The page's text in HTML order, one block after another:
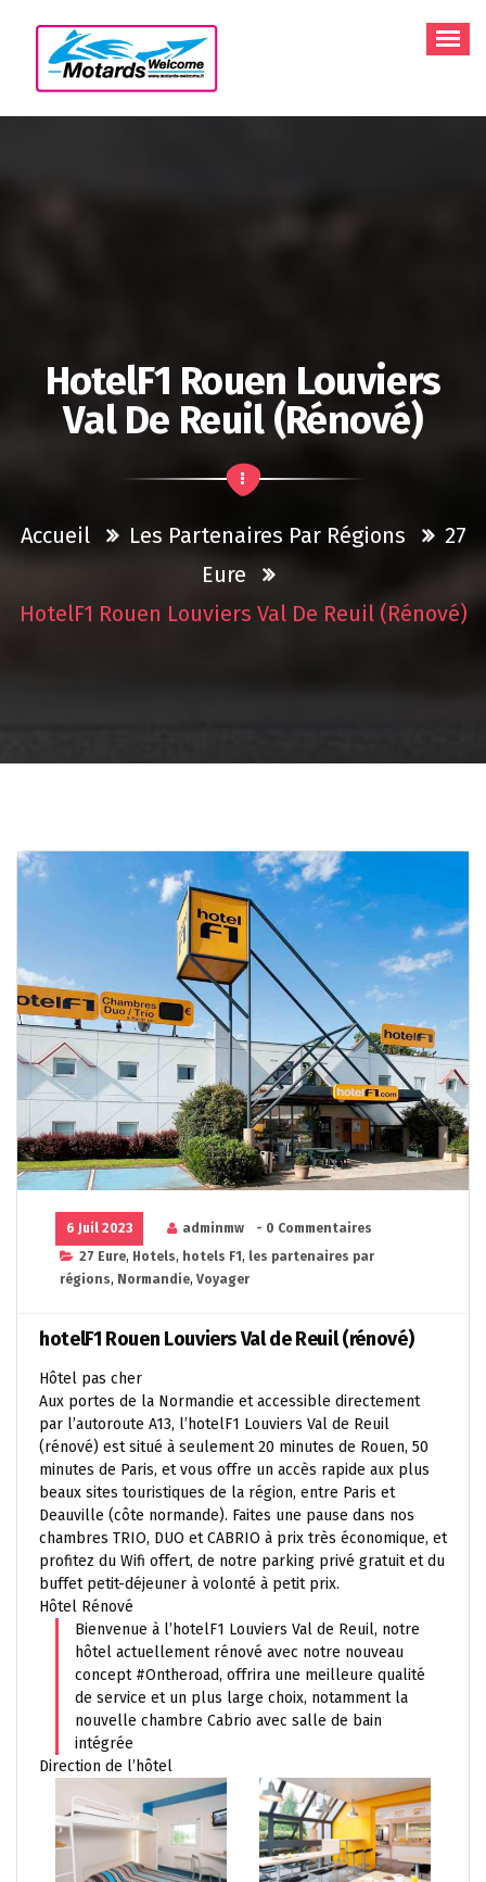
contenu
HotelF1 Rouen Louviers
Val De Reuil (rénové)
Accueil Les Partenaires Par Régions
27
Eure
HotelF1 Rouen Louviers Val De Reuil (rénové)
6 Juil 2023 adminmw
- 0 Commentaires
27 Eure, Hotels, hotels F1 , les partenaires par
régions, Normandie, Voyager
hotelF1 Rouen Louviers Val de Reuil (rénové)
Hôtel pas cher
Aux portes de la Normandie et accessible directement
par l’autoroute A13, l’hotelF1 Louviers Val de Reuil
(rénové) est situé à seulement 20 minutes de Rouen, 50
minutes de Paris, et vous offre un accès rapide aux plus
beaux sites touristiques de la région, entre Paris et
Deauville (côte normande). Faites une pause dans nos
chambres TRIO, DUO et CABRIO à prix très économique, et
profitez du Wifi offert, de notre parking privé gratuit et du
buffet petit-déjeuner à volonté à petit prix.
Hôtel Rénové
Bienvenue à l’hotelF1 Louviers Val de Reuil, notre
hôtel actuellement rénové avec notre nouveau
concept #Ontheroad, offrira une meilleure qualité
de service et un plus large choix, notamment la
nouvelle chambre Cabrio avec salle de bain
intégrée
Direction de l’hôtel